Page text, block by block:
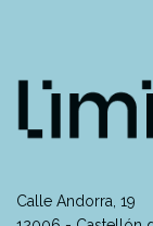
Calle Andorra, 19